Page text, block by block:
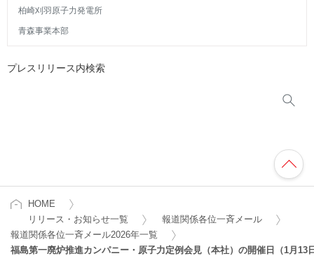
柏崎刈羽原子力発電所
青森事業本部
プレスリリース内検索
HOME
リリース・お知らせ一覧
報道関係各位一斉メール
報道関係各位一斉メール2026年一覧
福島第一廃炉推進カンパニー・原子力定例会見（本社）の開催日（1月13